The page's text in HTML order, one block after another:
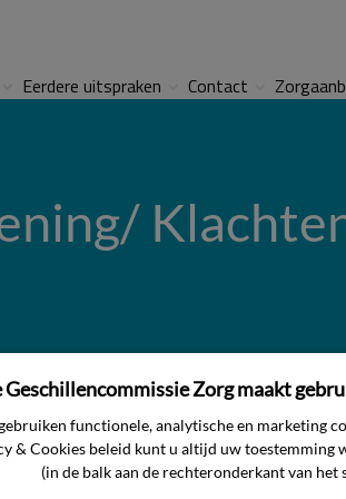
Eerdere uitspraken Contact
Geschillencommissie Zorg maakt
functionele, analytische en marketing
& Cookies beleid kunt u altijd uw toestemming
(in de balk aan de rechteronderkant van het